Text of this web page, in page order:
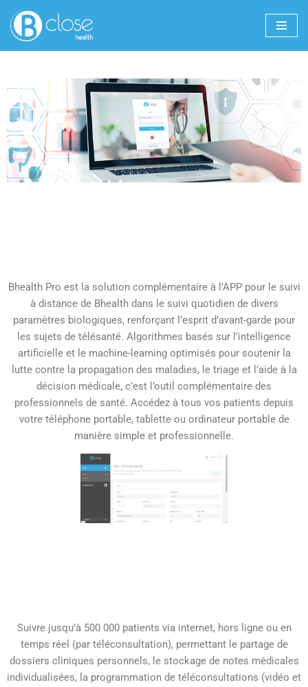
Aller
au
Bhealth Pro est la solution complémentaire à l’APP pour le suivi
à distance de Bhealth dans le suivi quotidien de divers
paramètres biologiques, renforçant l’esprit d’avant-garde pour
les sujets de télésanté. Algorithmes basés sur l’intelligence
artificielle et le machine-learning optimisés pour soutenir la
lutte contre la propagation des maladies, le triage et l’aide à la
décision médicale, c’est l’outil complémentaire des
professionnels de santé. Accédez à tous vos patients depuis
votre téléphone portable, tablette ou ordinateur portable de
manière simple et professionnelle.
Suivre jusqu’à 500 000 patients via internet, hors ligne ou en
temps réel (par téléconsultation), permettant le partage de
dossiers cliniques personnels, le stockage de notes médicales
individualisées, la programmation de téléconsultations (vidéo et